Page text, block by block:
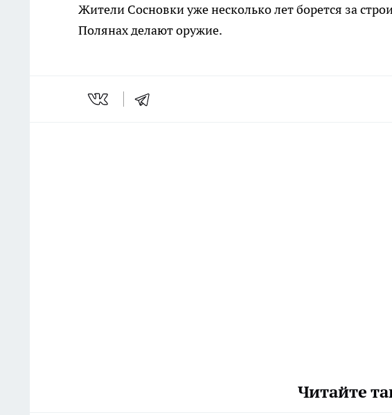
Жители Сосновки уже несколько лет борется за
Полянах делают оружие.
Читайте